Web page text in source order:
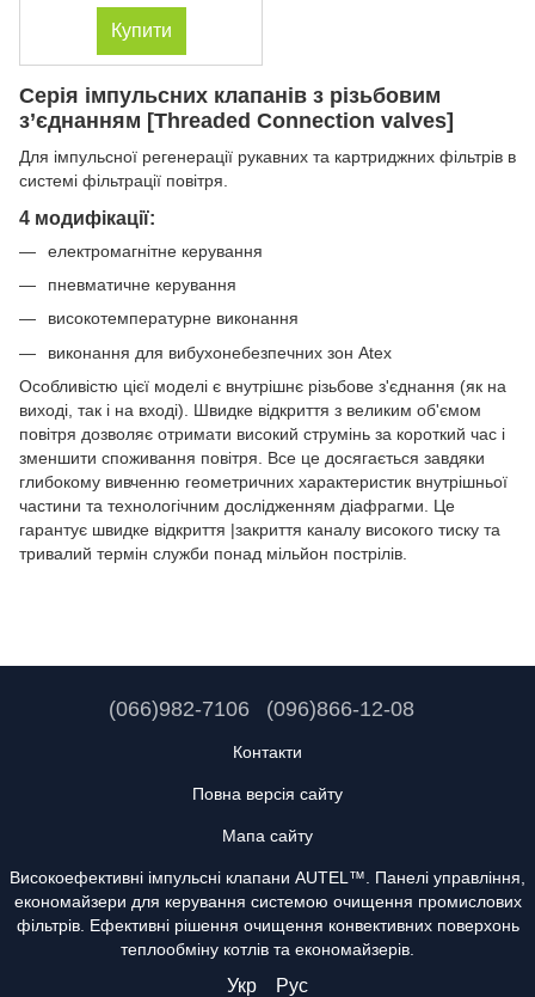
Купити
Серія імпульсних клапанів з різьбовим
з’єднанням [Threaded Connection valves]
Для імпульсної регенерації рукавних та картриджних фільтрів в
системі фільтрації повітря.
4 модифікації:
електромагнітне керування
пневматичне керування
високотемпературне виконання
виконання для вибухонебезпечних зон Atex
Особливістю цієї моделі є внутрішнє різьбове з'єднання (як на
виході, так і на вході). Швидке відкриття з великим об'ємом
повітря дозволяє отримати високий струмінь за короткий час і
зменшити споживання повітря. Все це досягається завдяки
глибокому вивченню геометричних характеристик внутрішньої
частини та технологічним дослідженням діафрагми. Це
гарантує швидке відкриття |закриття каналу високого тиску та
тривалий термін служби понад мільйон пострілів.
(066)982-7106 (096)866-12-08
Контакти
Повна версія сайту
Мапа сайту
Високоефективні імпульсні клапани AUTEL™. Панелі управління,
економайзери для керування системою очищення промислових
фільтрів. Ефективні рішення очищення конвективних поверхонь
теплообміну котлів та економайзерів.
Укр Рус